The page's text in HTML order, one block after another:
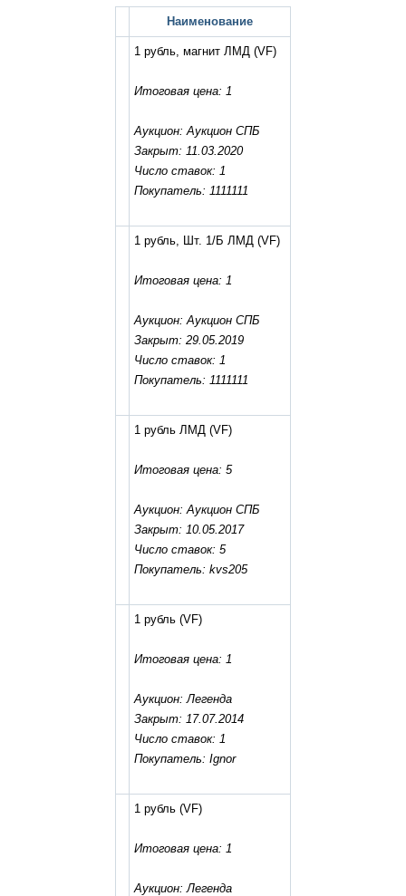
Наименование
1 рубль, магнит ЛМД (VF)
Итоговая цена: 1
Аукцион: Аукцион СПБ
Закрыт: 11.03.2020
Число ставок: 1
Покупатель: 1111111
1 рубль, Шт. 1/Б ЛМД (VF)
Итоговая цена: 1
Аукцион: Аукцион СПБ
Закрыт: 29.05.2019
Число ставок: 1
Покупатель: 1111111
1 рубль ЛМД (VF)
Итоговая цена: 5
Аукцион: Аукцион СПБ
Закрыт: 10.05.2017
Число ставок: 5
Покупатель: kvs205
1 рубль (VF)
Итоговая цена: 1
Аукцион: Легенда
Закрыт: 17.07.2014
Число ставок: 1
Покупатель: Ignor
1 рубль (VF)
Итоговая цена: 1
Аукцион: Легенда